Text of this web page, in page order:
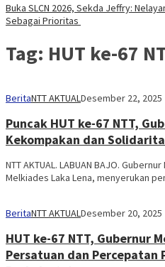
Buka SLCN 2026, Sekda Jeffry:
Sebagai Prioritas
Tag: HUT ke-67
BeritaNTT AKTUALDesember 22, 2025
Puncak HUT ke-67 NTT,
Kekompakan dan
NTT AKTUAL. LABUAN BAJO.
Melkiades Laka Lena, menyerukan
BeritaNTT AKTUALDesember 20, 2025
HUT ke-67 NTT, Gubernur
Persatuan dan Percepatan